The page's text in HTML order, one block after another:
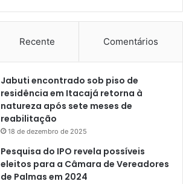
Recente Comentários
Jabuti encontrado sob piso de
residência em Itacajá retorna à
natureza após sete meses de
reabilitação
18 de dezembro de 2025
Pesquisa do IPO revela possíveis
eleitos para a Câmara de Vereadores
de Palmas em 2024